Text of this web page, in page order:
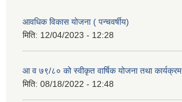
आवधिक विकास योजना ( पन्चवर्षीय)
मिति: 12/04/2023 - 12:28
आ व ७९/८० को स्वीकृत वार्षिक योजना तथा कार्यक्रम
मिति: 08/18/2022 - 12:48